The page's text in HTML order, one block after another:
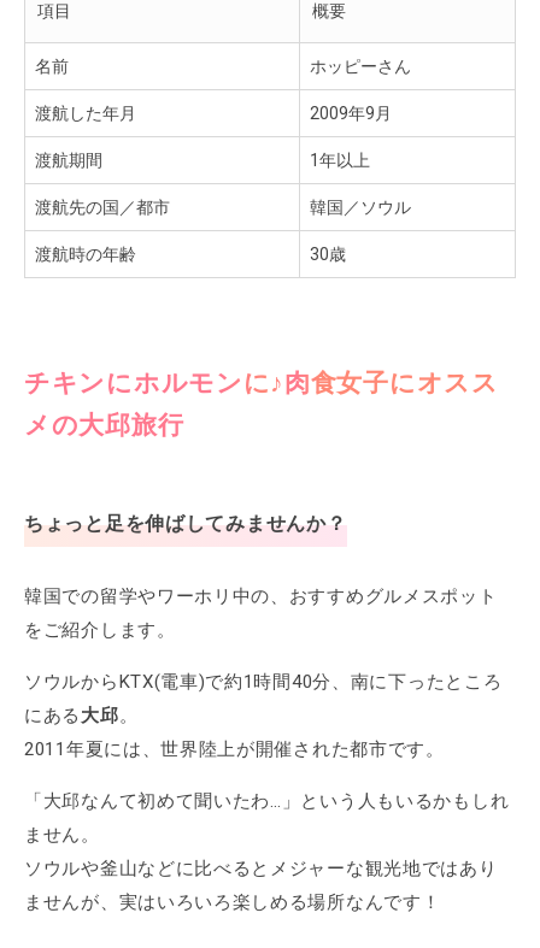
項目 概要
名前 ホッピーさん
渡航した年月 2009年9月
渡航期間 1年以上
渡航先の国／都市 韓国／ソウル
渡航時の年齢 30歳
チキンにホルモンに♪肉食女子にオスス
メの大邱旅行
ちょっと足を伸ばしてみませんか？
韓国での留学やワーホリ中の、おすすめグルメスポット
をご紹介します。
ソウルからKTX(電車)で約1時間40分、南に下ったところ
にある 大邱。
2011年夏には、世界陸上が開催された都市です。
「大邱なんて初めて聞いたわ…」という人もいるかもしれ
ません。
ソウルや釜山などに比べるとメジャーな観光地ではあり
ませんが、実はいろいろ楽しめる場所なんです！